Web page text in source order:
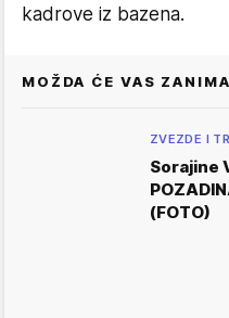
kadrove iz bazena.
MOŽDA ĆE VAS
ZVEZDE I
Sorajine
(FOTO)